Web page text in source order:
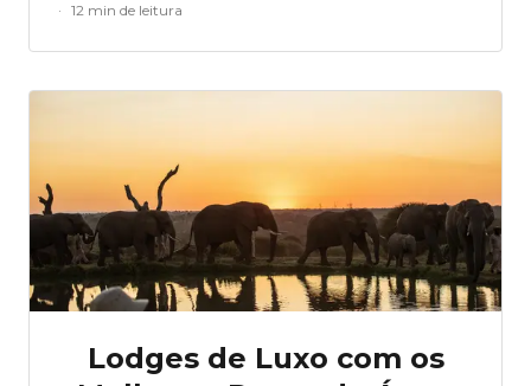
12 min de leitura
Lodges de Luxo com os